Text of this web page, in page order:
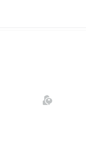
бронь уже ваши.